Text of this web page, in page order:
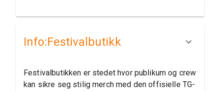
Info:​Festivalbutikk
Festivalbutikken er stedet hvor publikum og crew
kan sikre seg stilig merch med den offisielle TG-